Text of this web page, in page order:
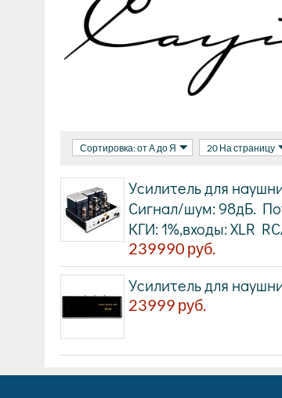
Сортировка: от А до Я 20 На страницу
Усилитель для
Сигнал/шум: 98дБ.
КГИ: 1%,входы: XLR
239990 руб.
Усилитель для
23999 руб.